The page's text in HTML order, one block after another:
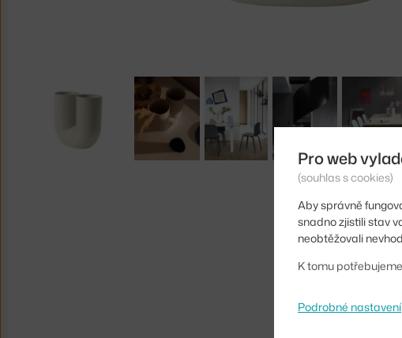
Pro web
(souhlas s cookies)
Aby správně
snadno zjistili stav
neobtěžovali
K tomu
Podrobné nastavení